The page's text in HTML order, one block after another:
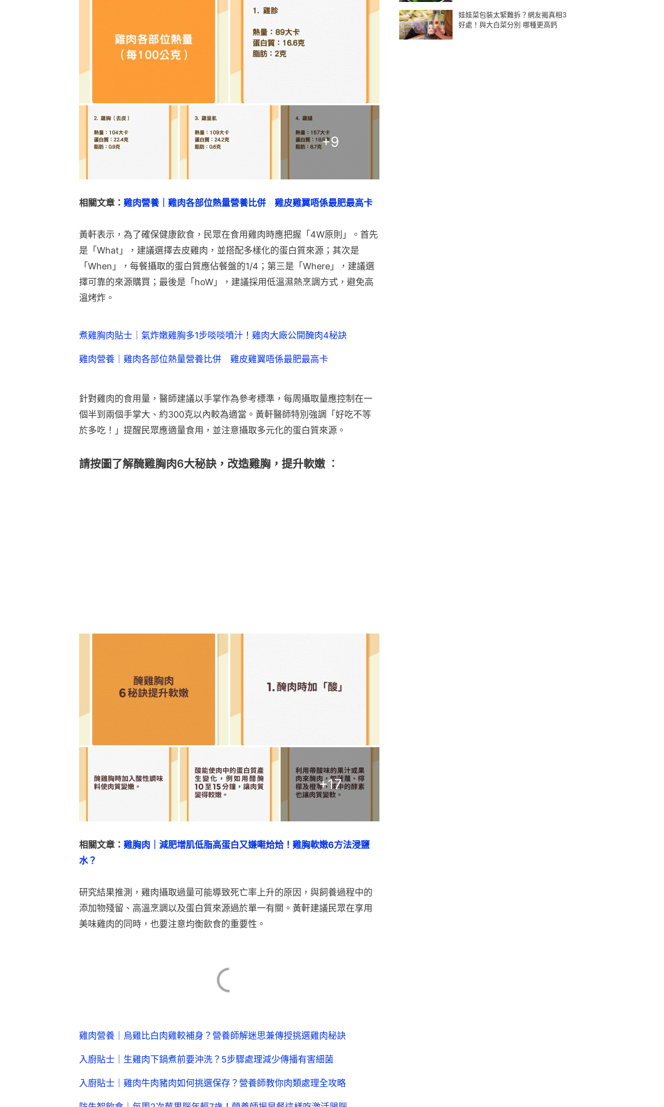
+9
相關文章： 雞肉營養｜雞肉各部位熱量營養比併　雞皮雞翼唔係最肥最高卡
黃軒表示，為了確保健康飲食，民眾在食用雞肉時應把握「4W原則」。首先
是「What」，建議選擇去皮雞肉，並搭配多樣化的蛋白質來源；其次是
「When」，每餐攝取的蛋白質應佔餐盤的1/4；第三是「Where」，建議選
擇可靠的來源購買；最後是「hoW」，建議採用低溫濕熱烹調方式，避免高
溫烤炸。
煮雞胸肉貼士｜氣炸嫩雞胸多1步啖啖噴汁！雞肉大廠公開醃肉4秘訣
雞肉營養｜雞肉各部位熱量營養比併 雞皮雞翼唔係最肥最高卡
針對雞肉的食用量，醫師建議以手掌作為參考標準，每周攝取量應控制在一
個半到兩個手掌大、約300克以內較為適當。黃軒醫師特別強調「好吃不等
於多吃！」提醒民眾應適量食用，並注意攝取多元化的蛋白質來源。
請按圖了解醃雞胸肉6大秘訣，改造雞胸，提升軟嫩 ︰
+17
相關文章： 雞胸肉｜減肥增肌低脂高蛋白又嫌嚡烚烚！雞胸軟嫩6方法浸鹽
水？
研究結果推測，雞肉攝取過量可能導致死亡率上升的原因，與飼養過程中的
添加物殘留、高溫烹調以及蛋白質來源過於單一有關。黃軒建議民眾在享用
美味雞肉的同時，也要注意均衡飲食的重要性。
雞肉營養｜烏雞比白肉雞較補身？營養師解迷思兼傳授挑選雞肉秘訣
入廚貼士｜生雞肉下鍋煮前要沖洗？5步驟處理減少傳播有害細菌
入廚貼士｜雞肉牛肉豬肉如何挑選保存？營養師教你肉類處理全攻略
娃娃菜包裝太緊難拆？網友揭真相3
好處！與大白菜分別 哪種更高鈣